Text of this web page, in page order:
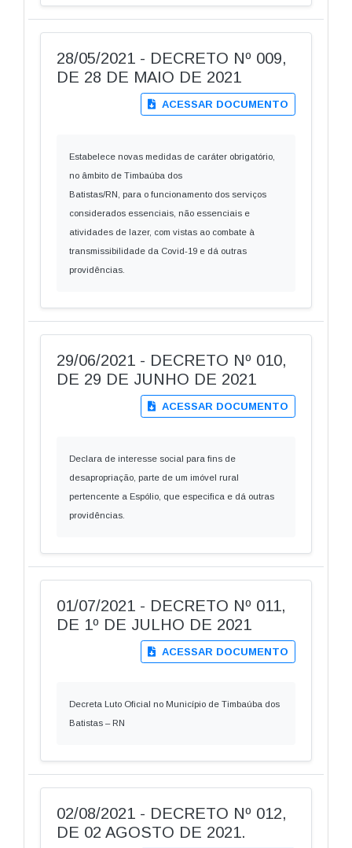
28/05/2021 - DECRETO Nº 009,
DE 28 DE MAIO DE 2021
ACESSAR DOCUMENTO
Estabelece novas medidas de caráter obrigatório,
no âmbito de Timbaúba dos
Batistas/RN, para o funcionamento dos serviços
considerados essenciais, não essenciais e
atividades de lazer, com vistas ao combate à
transmissibilidade da Covid-19 e dá outras
providências.
29/06/2021 - DECRETO Nº 010,
DE 29 DE JUNHO DE 2021
ACESSAR DOCUMENTO
Declara de interesse social para fins de
desapropriação, parte de um imóvel rural
pertencente a Espólio, que especifica e dá outras
providências.
01/07/2021 - DECRETO Nº 011,
DE 1º DE JULHO DE 2021
ACESSAR DOCUMENTO
Decreta Luto Oficial no Município de Timbaúba dos
Batistas – RN
02/08/2021 - DECRETO Nº 012,
DE 02 AGOSTO DE 2021.